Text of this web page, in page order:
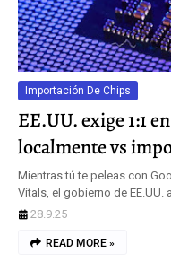
Importación De Chips
EE.UU. exige 1:1
localmente vs
Mientras tú te peleas con
Vitals, el gobierno de
28.9.25
READ MORE »